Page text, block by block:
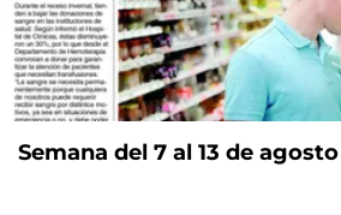
Semana del 7 al 13 de